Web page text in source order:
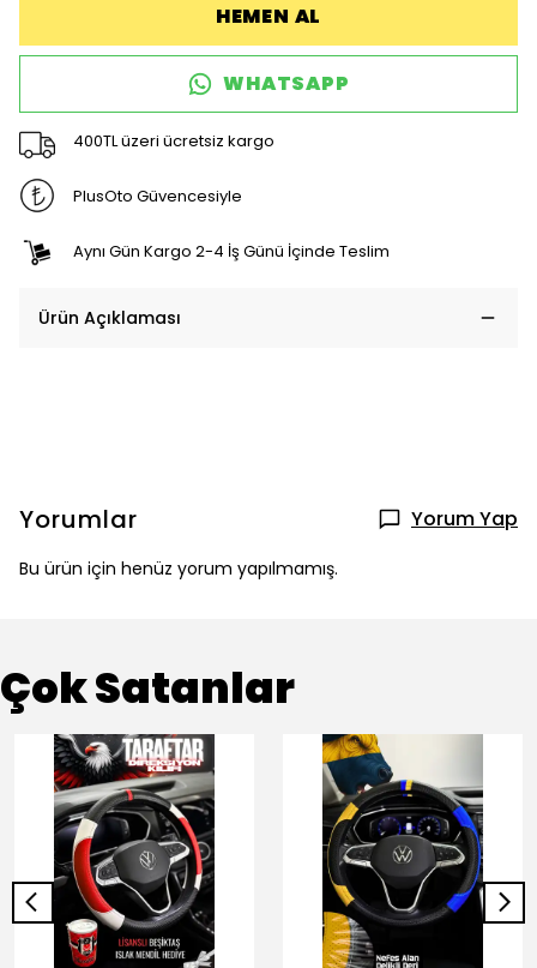
HEMEN AL
WHATSAPP
400TL üzeri ücretsiz kargo
PlusOto Güvencesiyle
Aynı Gün Kargo 2-4 İş Günü İçinde Teslim
Ürün Açıklaması
Yorumlar Yorum Yap
Bu ürün için henüz yorum yapılmamış.
Çok Satanlar